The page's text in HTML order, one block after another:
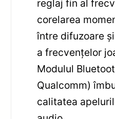
reglaj fin al
corelarea
între difuzoare
a frecvențelor
Modulul
Qualcomm)
calitatea